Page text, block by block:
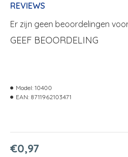
REVIEWS
Er zijn geen beoordelingen
GEEF BEOORDELING
€0,97
Model: 10400
EAN: 8711962103471